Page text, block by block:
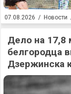
07.08.2026 / Новости
Дело на 17,8
белгородца
Дзержинска